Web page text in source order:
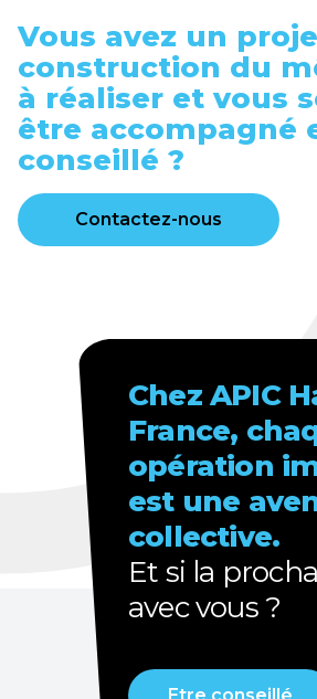
Vous avez un
construction du
à réaliser et vous
être accompagné
conseillé ?
Contactez-nous
Chez APIC
France,
opération
est une
collective.
Et si la
avec vous ?